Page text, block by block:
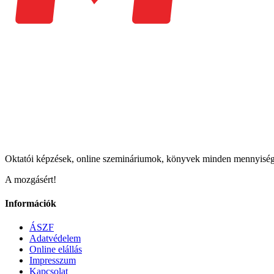
Oktatói képzések, online szemináriumok, könyvek minden
A mozgásért!
Információk
ÁSZF
Adatvédelem
Online elállás
Impresszum
Kapcsolat